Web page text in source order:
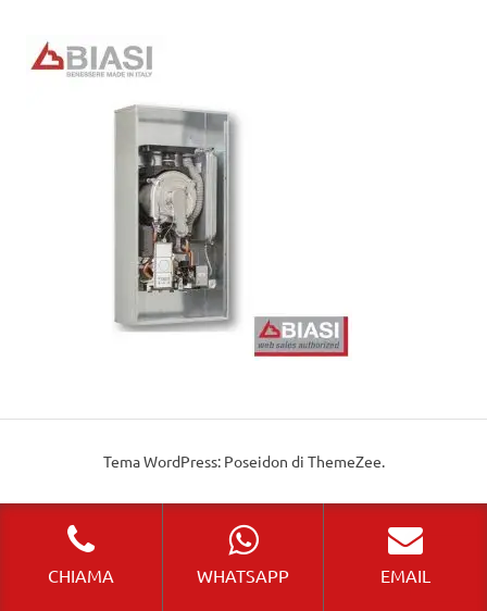
Tema WordPress: Poseidon di ThemeZee.
CHIAMA WHATSAPP EMAIL